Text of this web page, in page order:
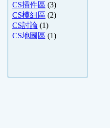
CS插件區 (3)
CS模組區 (2)
CS討論 (1)
CS地圖區 (1)